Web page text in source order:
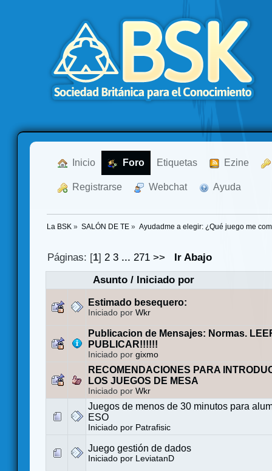
Inicio Foro Etiquetas Ezine
Registrarse Webchat Ayuda
La BSK » SALÓN DE TE » Ayudadme a elegir: ¿Qué juego me
Páginas: [1]2 3 ...271 >>
Ir Abajo
Asunto/ Iniciado por
Estimado besequero:
Iniciado por Wkr
Publicacion de Mensajes: Normas.
PUBLICAR!!!!!!
Iniciado por gixmo
RECOMENDACIONES PARA
LOS JUEGOS DE MESA
Iniciado por Wkr
Juegos de menos de 30 minutos para
ESO
Iniciado por Patrafisic
Juego gestión de dados
Iniciado por LeviatanD